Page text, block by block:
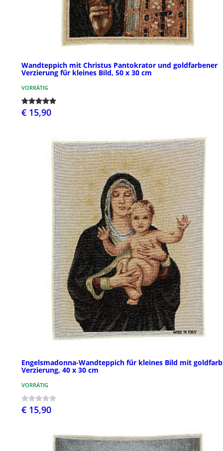
Wandteppich mit Christus Pantokrator und goldfarbener
Verzierung fűr kleines Bild, 50 x 30 cm
VORRÄTIG
€ 15,90
Engelsmadonna-Wandteppich fűr kleines Bild mit
Verzierung, 40 x 30 cm
VORRÄTIG
€ 15,90